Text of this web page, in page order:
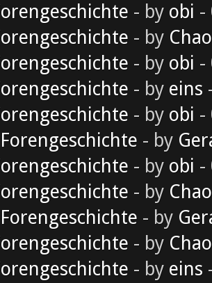
- by obi -
- by
- by obi -
- by eins
- by obi -
Forengeschichte - by
- by obi -
- by
Forengeschichte - by
- by
- by eins